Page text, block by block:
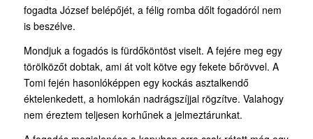
fogadta József belépőjét, a félig romba dőlt fogadóról nem
is beszélve.
Mondjuk a fogadós is fürdőköntöst viselt. A fejére meg egy
törölközőt dobtak, ami át volt kötve egy fekete bőrövvel. A
Tomi fején hasonlóképpen egy kockás asztalkendő
éktelenkedett, a homlokán nadrágszíjjal rögzítve. Valahogy
nem éreztem teljesen korhűnek a jelmeztárunkat.